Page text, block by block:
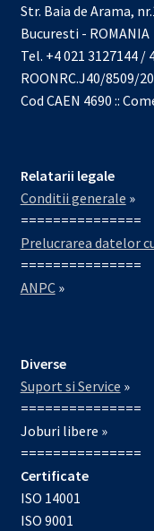
Str. Baia de Arama,
Bucuresti - ROMANIA
Tel. +4 021 3127144
ROONRC.J40/8509/
Cod CAEN 4690 ::
Relatarii legale
Conditii generale »
===============
Prelucrarea datelor
===============
ANPC»
Diverse
Suport si Service »
===============
Joburi libere »
===============
Certificate
ISO 14001
ISO 9001